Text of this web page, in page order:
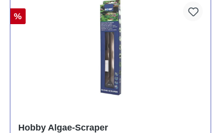
%
Hobby Algae-Scraper